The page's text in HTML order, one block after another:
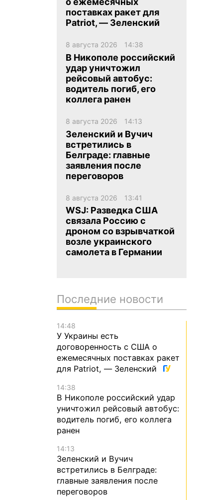
en
поставках ракет для
Patriot, — Зеленский
8 августа 2026 14:38
В Никополе российский
удар уничтожил
рейсовый автобус:
водитель погиб, его
коллега ранен
8 августа 2026 14:13
Зеленский и Вучич
встретились в
Белграде: главные
заявления после
переговоров
8 августа 2026 13:41
WSJ: Разведка США
связала Россию с
дроном со взрывчаткой
возле украинского
самолета в Германии
Последние новости
14:48
У Украины есть
договоренность с США о
ежемесячных поставках ракет
для Patriot, — Зеленский
14:38
В Никополе российский удар
уничтожил рейсовый автобус:
водитель погиб, его коллега
ранен
14:13
Зеленский и Вучич
встретились в Белграде:
главные заявления после
переговоров